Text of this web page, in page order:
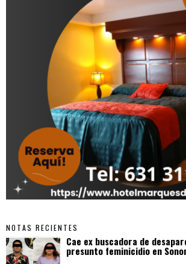
NOTAS RECIENTES
Cae ex buscadora de
presunto feminicidio en